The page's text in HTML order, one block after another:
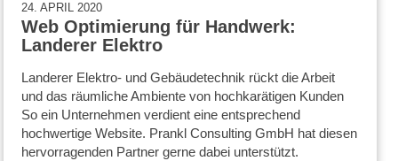
24. APRIL 2020
Web Optimierung für Handwerk:
Landerer Elektro
Landerer Elektro- und Gebäudetechnik rückt die Arbeit
und das räumliche Ambiente von hochkarätigen Kunden
So ein Unternehmen verdient eine entsprechend
hochwertige Website. Prankl Consulting GmbH hat diesen
hervorragenden Partner gerne dabei unterstützt.